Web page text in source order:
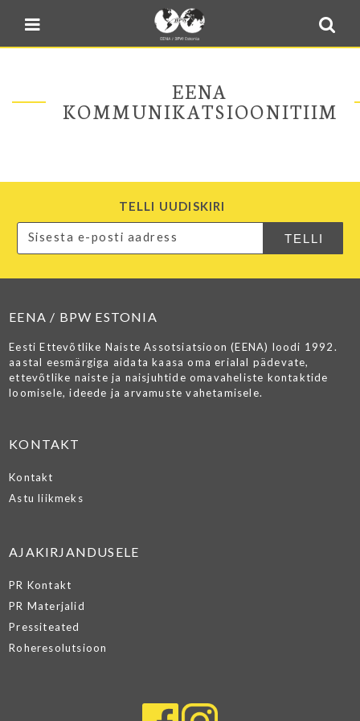
Sulge
Blogi
E-pood
Minu BPW
EENA
KOMMUNIKATSIOONITIIM
TELLI UUDISKIRI
EENA / BPW ESTONIA
Eesti Ettevõtlike Naiste Assotsiatsioon (EENA) loodi 1992.
aastal eesmärgiga aidata kaasa oma erialal pädevate,
ettevõtlike naiste ja naisjuhtide omavaheliste kontaktide
loomisele, ideede ja arvamuste vahetamisele.
KONTAKT
Kontakt
Astu liikmeks
AJAKIRJANDUSELE
PR Kontakt
PR Materjalid
Pressiteated
Roheresolutsioon